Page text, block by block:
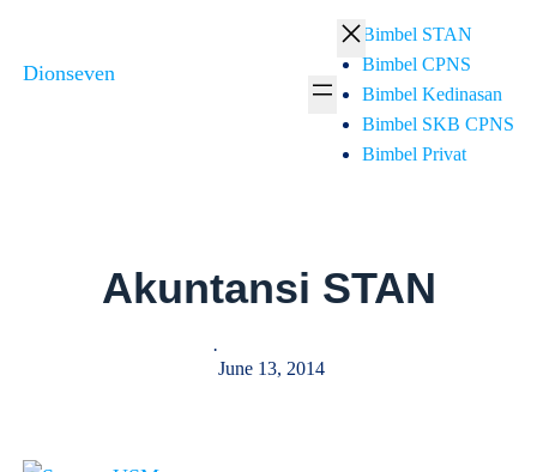
content
Dionseven
Bimbel STAN
Bimbel CPNS
Bimbel Kedinasan
Bimbel SKB CPNS
Bimbel Privat
Akuntansi STAN
·
June 13, 2014